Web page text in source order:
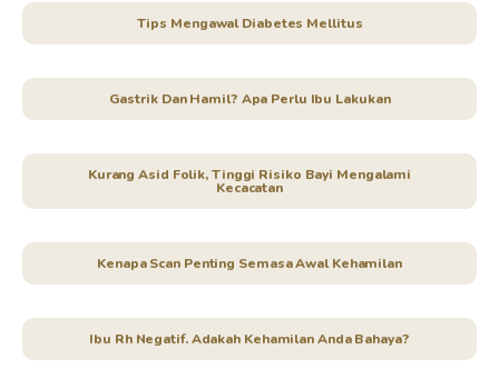
Tips Mengawal Diabetes Mellitus
Gastrik Dan Hamil? Apa Perlu Ibu Lakukan
Kurang Asid Folik, Tinggi Risiko Bayi Mengalami
Kecacatan
Kenapa Scan Penting Semasa Awal Kehamilan
Ibu Rh Negatif. Adakah Kehamilan Anda Bahaya?